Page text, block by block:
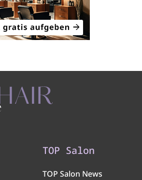
TOP Salon
TOP Salon News